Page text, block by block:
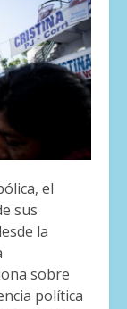
el
sus
la
sobre
política